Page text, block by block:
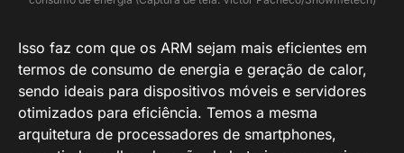
Isso faz com que os ARM sejam mais eficientes em
termos de consumo de energia e geração de calor,
sendo ideais para dispositivos móveis e servidores
otimizados para eficiência. Temos a mesma
arquitetura de processadores de smartphones,